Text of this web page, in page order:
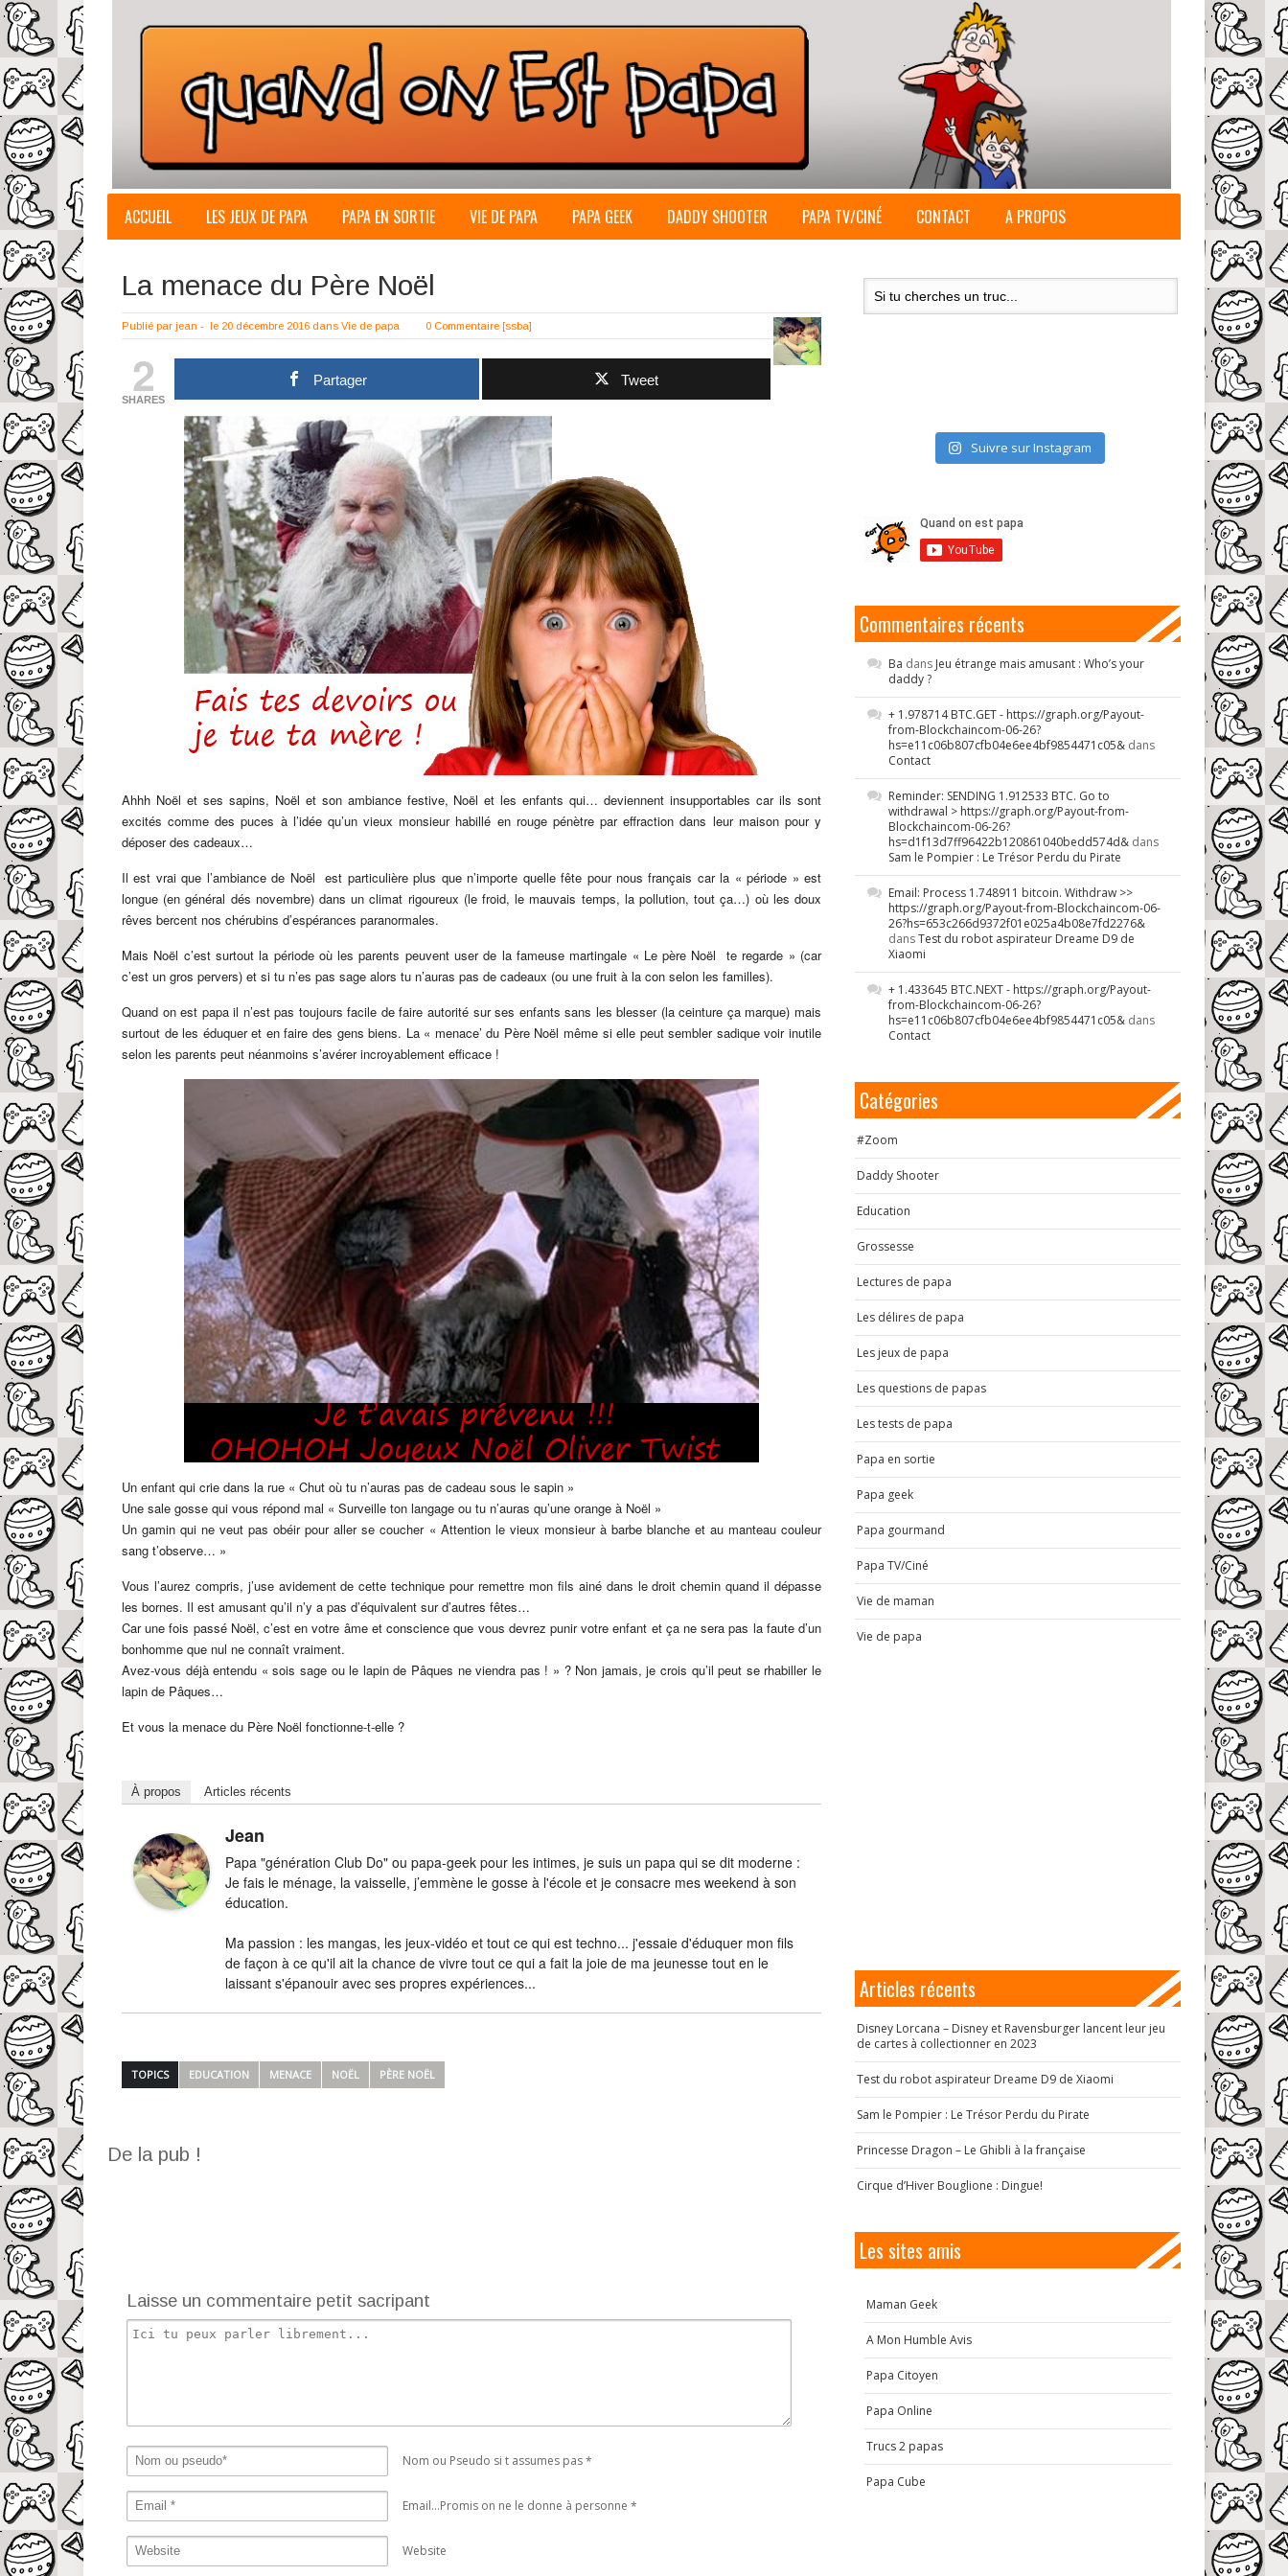
ACCUEIL LES JEUX DE PAPA PAPA EN SORTIE VIE DE PAPA PAPA GEEK DADDY SHOOTER PAPA TV/CINÉ CONTACT A PROPOS
La menace du Père Noël
Publié par jean - le 20 décembre 2016 dans Vie de papa 0 Commentaire [ssba]
2
SHARES
Partager Tweet
Ahhh Noël et ses sapins, Noël et son ambiance festive, Noël et les enfants qui… deviennent insupportables car ils sont
excités comme des puces à l’idée qu’un vieux monsieur habillé en rouge pénètre par effraction dans leur maison pour y
déposer des cadeaux…
Il est vrai que l’ambiance de Noël est particulière plus que n’importe quelle fête pour nous français car la « période » est
longue (en général dés novembre) dans un climat rigoureux (le froid, le mauvais temps, la pollution, tout ça…) où les doux
rêves bercent nos chérubins d’espérances paranormales.
Mais Noël c’est surtout la période où les parents peuvent user de la fameuse martingale « Le père Noël te regarde » (car
c’est un gros pervers) et si tu n’es pas sage alors tu n’auras pas de cadeaux (ou une fruit à la con selon les familles).
Quand on est papa il n’est pas toujours facile de faire autorité sur ses enfants sans les blesser (la ceinture ça marque) mais
surtout de les éduquer et en faire des gens biens. La « menace’ du Père Noël même si elle peut sembler sadique voir inutile
selon les parents peut néanmoins s’avérer incroyablement efficace !
Un enfant qui crie dans la rue « Chut où tu n’auras pas de cadeau sous le sapin »
Une sale gosse qui vous répond mal « Surveille ton langage ou tu n’auras qu’une orange à Noël »
Un gamin qui ne veut pas obéir pour aller se coucher « Attention le vieux monsieur à barbe blanche et au manteau couleur
sang t’observe… »
Vous l’aurez compris, j’use avidement de cette technique pour remettre mon fils ainé dans le droit chemin quand il dépasse
les bornes. Il est amusant qu’il n’y a pas d’équivalent sur d’autres fêtes…
Car une fois passé Noël, c’est en votre âme et conscience que vous devrez punir votre enfant et ça ne sera pas la faute d’un
bonhomme que nul ne connaît vraiment.
Avez-vous déjà entendu « sois sage ou le lapin de Pâques ne viendra pas ! » ? Non jamais, je crois qu’il peut se rhabiller le
lapin de Pâques…
Et vous la menace du Père Noël fonctionne-t-elle ?
À propos Articles récents
Jean
Papa "génération Club Do" ou papa-geek pour les intimes, je suis un papa qui se dit moderne :
Je fais le ménage, la vaisselle, j’emmène le gosse à l'école et je consacre mes weekend à son
éducation.
Ma passion : les mangas, les jeux-vidéo et tout ce qui est techno... j'essaie d'éduquer mon fils
de façon à ce qu'il ait la chance de vivre tout ce qui a fait la joie de ma jeunesse tout en le
laissant s'épanouir avec ses propres expériences...
TOPICS EDUCATION MENACE NOËL PÈRE NOËL
De la pub !
Laisse un commentaire petit sacripant
Nom ou Pseudo si t assumes pas*
Email...Promis on ne le donne à personne *
Website
Suivre sur Instagram
Commentaires récents
Ba dans Jeu étrange mais amusant : Who’s your
daddy ?
+ 1.978714 BTC.GET - https://graph.org/Payout-
from-Blockchaincom-06-26?
hs=e11c06b807cfb04e6ee4bf9854471c05& dans
Contact
Reminder: SENDING 1.912533 BTC. Go to
withdrawal > https://graph.org/Payout-from-
Blockchaincom-06-26?
hs=d1f13d7ff96422b120861040bedd574d& dans
Sam le Pompier : Le Trésor Perdu du Pirate
Email: Process 1.748911 bitcoin. Withdraw >>
https://graph.org/Payout-from-Blockchaincom-06-
26?hs=653c266d9372f01e025a4b08e7fd2276&
dansTest du robot aspirateur Dreame D9 de
Xiaomi
+ 1.433645 BTC.NEXT - https://graph.org/Payout-
from-Blockchaincom-06-26?
hs=e11c06b807cfb04e6ee4bf9854471c05& dans
Contact
Catégories
#Zoom
Daddy Shooter
Education
Grossesse
Lectures de papa
Les délires de papa
Les jeux de papa
Les questions de papas
Les tests de papa
Papa en sortie
Papa geek
Papa gourmand
Papa TV/Ciné
Vie de maman
Vie de papa
Articles récents
Disney Lorcana – Disney et Ravensburger lancent leur jeu
de cartes à collectionner en 2023
Test du robot aspirateur Dreame D9 de Xiaomi
Sam le Pompier : Le Trésor Perdu du Pirate
Princesse Dragon – Le Ghibli à la française
Cirque d’Hiver Bouglione : Dingue!
Les sites amis
Maman Geek
A Mon Humble Avis
Papa Citoyen
Papa Online
Trucs 2 papas
Papa Cube